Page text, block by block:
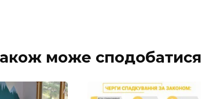
може сподобатися